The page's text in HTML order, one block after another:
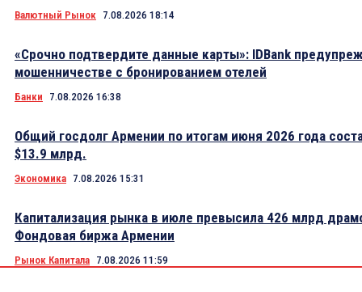
Валютный Рынок 7.08.2026 18:14
«Срочно подтвердите данные карты»: IDBank
мошенничестве с бронированием отелей
Банки 7.08.2026 16:38
Общий госдолг Армении по итогам июня 2026 года
$13.9 млрд.
Экономика 7.08.2026 15:31
Капитализация рынка в июле превысила 426 млрд
Фондовая биржа Армении
Рынок Капитала 7.08.2026 11:59